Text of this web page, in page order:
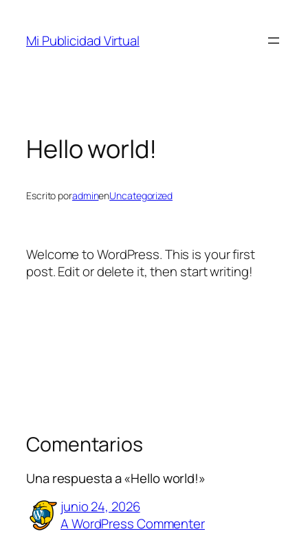
contenido
Mi Publicidad Virtual
Hello world!
Escrito poradminenUncategorized
Welcome to WordPress. This is your first
post. Edit or delete it, then start writing!
Comentarios
Una respuesta a «Hello world!»
junio 24, 2026
A WordPress Commenter